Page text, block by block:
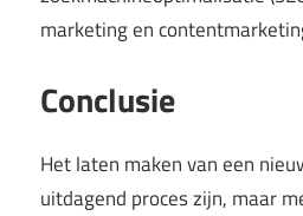
marketing en
Conclusie
Het laten maken van een
uitdagend proces zijn, maar